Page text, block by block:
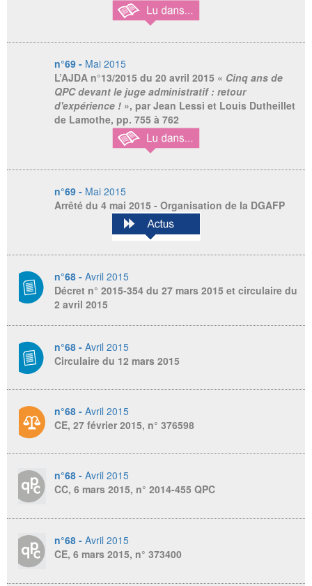
n°69 - Mai 2015
L’AJDA n°13/2015 du 20 avril 2015 « Cinq ans de
QPC devant le juge administratif : retour
d'expérience ! », par Jean Lessi et Louis Dutheillet
de Lamothe, pp. 755 à 762
n°69 - Mai 2015
Arrêté du 4 mai 2015 - Organisation de la DGAFP
n°68 - Avril 2015
Décret n° 2015-354 du 27 mars 2015 et circulaire du
2 avril 2015
n°68 - Avril 2015
Circulaire du 12 mars 2015
n°68 - Avril 2015
CE, 27 février 2015, n° 376598
n°68 - Avril 2015
CC, 6 mars 2015, n° 2014-455 QPC
n°68 - Avril 2015
CE, 6 mars 2015, n° 373400